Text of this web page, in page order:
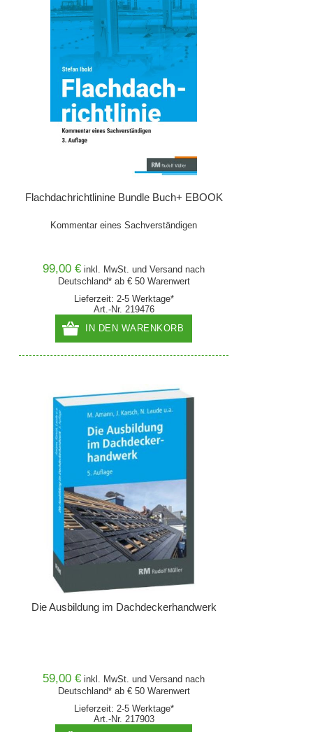
Flachdachrichtlinine Bundle Buch+ EBOOK
Kommentar eines Sachverständigen
99,00 € inkl. MwSt. undVersand nach
Deutschland* ab € 50 Warenwert
Lieferzeit: 2-5 Werktage*
Art.-Nr. 219476
IN DEN WARENKORB
Die Ausbildung im Dachdeckerhandwerk
59,00 € inkl. MwSt. undVersand nach
Deutschland* ab € 50 Warenwert
Lieferzeit: 2-5 Werktage*
Art.-Nr. 217903